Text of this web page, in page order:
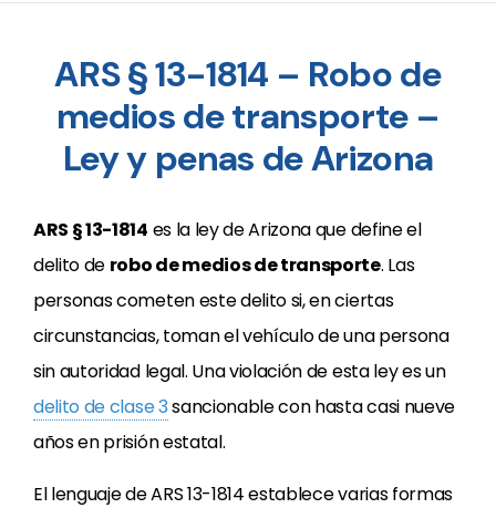
ARS § 13-1814 – Robo de
medios de transporte –
Ley y penas de Arizona
ARS § 13-1814 es la ley de Arizona que define el
delito de robo de medios de transporte. Las
personas cometen este delito si, en ciertas
circunstancias, toman el vehículo de una persona
sin autoridad legal. Una violación de esta ley es un
delito de clase 3sancionable con hasta casi nueve
años en prisión estatal.
El lenguaje de ARS 13-1814 establece varias formas